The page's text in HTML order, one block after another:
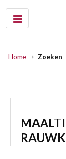
Home Zoeken